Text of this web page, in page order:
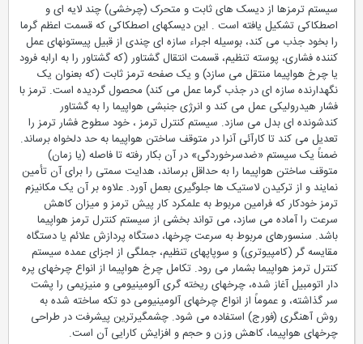
سیستم ترمزها از دیسک های ثابت و متحرک (چرخشی) چند لایه ای و
اصطکاکی تشکیل یافته است . این دیسکهای اصطکاکی که قسمت اعظم گرما
را بخود جذب می کند، بوسیله اجراء سازه ای چندی از قبیل پیستونهای عمل
کننده فشاری، پوسته تنظیم، قسمت انتقال گشتاور (که گشتاور را به ارابه فرود
یا چرخ هواپیما منتقل می سازد) و یک صفحه ترمز ثابت (که بعنوان یک
نگهدارنده سازه ای در جذب گرما عمل می کند) محصول گردیده است. ترمز با
فشار هیدرولیکی عمل می کند و انرژی جنبشی هواپیما را به گشتاور
کندشونده ای بدل می سازد. سیستم کنترل ترمز ، خود سطوح فشار ترمز را
تعدیل می کند تا کارآئی آنرا در متوقف ساختن هواپیما به حد دلخواه برساند.
ضمناً یک سیستم «ضدسرخوردگی» در آن بکار رفته تا فاصله (یا زمان)
متوقف ساختن هواپیما را به حداقل برساند، هدایت سمتی را برای آن تأمین
نمایند و از ترکیدن لاستیک ها جلوگیری بعمل آورد. علاوه بر آن یک مکانیزم
ترمز خودکار که فرامین مربوط به علمکرد کار پیش ترمز و میزان کاهش
سرعت را آماده می سازد، می تواند بخشی از سیستم کنترل ترمز هواپیما
باشد. سنسورهای مربوط به سرعت چرخها، دستگاه پردازش علائم یا دستگاه
مقایسه گر (کامپیوتری) و سوپاپهای تنظیم، جملگی از اجزای عمده سیستم
کنترل ترمز هواپیما بشمار می رود. تکامل چرخ هواپیما از انواع چرخهای پره
دار اتومبیل آغاز شده، چرخهای ریخته گری آلومینیومی و منیزیمی را پشت
سر گذاشته، و عموماً از انواع چرخهای آلومینیومی دو تکه ساخته شده به
روش آهنگری (فورج) استفاده می شود. چشمگیرترین پیشرفت در طراحی
چرخهای هواپیما، کاهش وزن و حجم و افزایش کارایی آن است.